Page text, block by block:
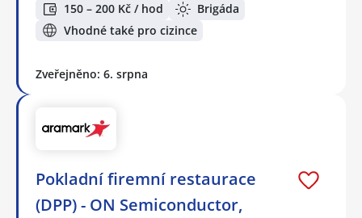
150 – 200 Kč / hod
Brigáda
Vhodné také pro cizince
Zveřejněno: 6. srpna
Pokladní firemní restaurace
(DPP) - ON Semiconductor,